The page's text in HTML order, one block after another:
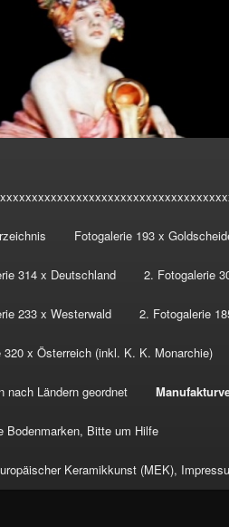
Fotogalerie 193 x
314 x Deutschland 2. Fotogalerie
233 x Westerwald 2. Fotogalerie
320 x Österreich (inkl. K. K. Monarchie)
nach Ländern geordnet
Bodenmarken, Bitte um Hilfe
Keramikkunst (MEK),